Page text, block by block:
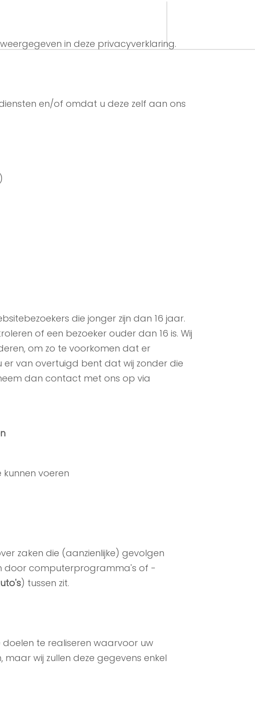
in deze privacyverklaring.
en/of omdat u deze zelf aan ons
die jonger zijn dan 16 jaar.
of een bezoeker ouder dan 16 is. Wij
om zo te voorkomen dat er
er van overtuigd bent dat wij zonder die
dan contact met ons op via
voeren
zaken die (aanzienlijke) gevolgen
door computerprogramma's of -
) tussen zit.
te realiseren waarvoor uw
wij zullen deze gegevens enkel